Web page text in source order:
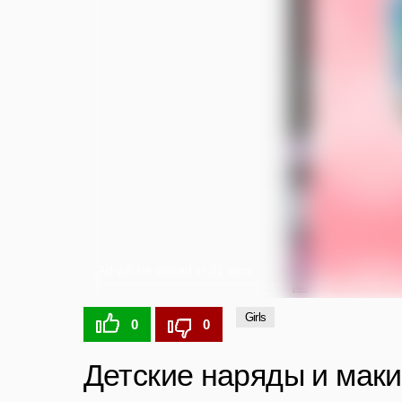
0 0 Girls
Детские наряды и